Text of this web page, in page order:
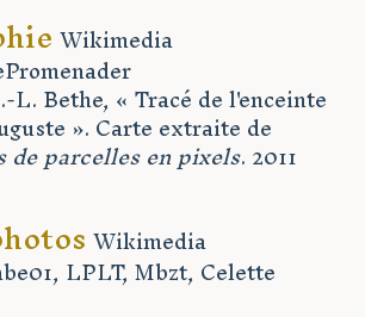
Wikimedia
L. Bethe, « Tracé de l'enceinte
». Carte extraite de
de parcelles en pixels. 2011
Wikimedia
LPLT, Mbzt, Celette